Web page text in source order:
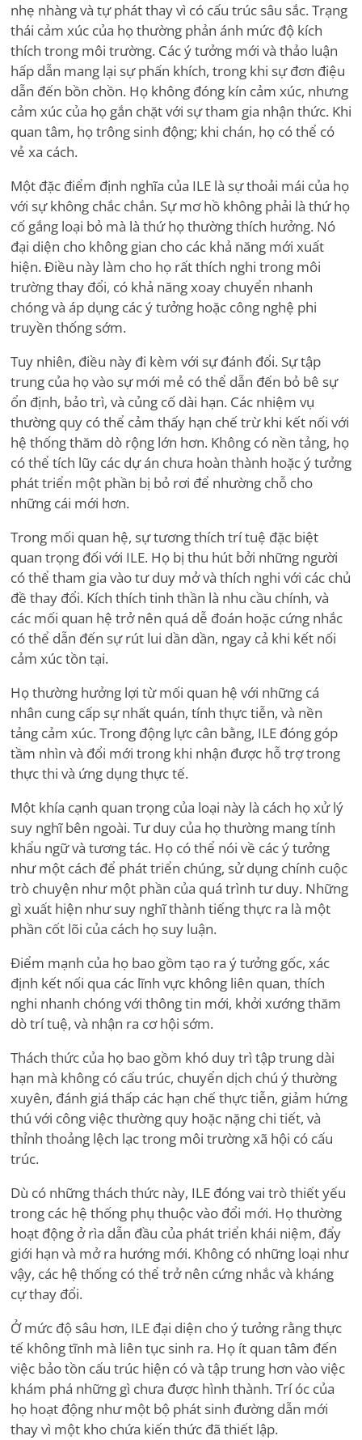
nhẹ nhàng và tự phát thay vì có cấu trúc sâu sắc. Trạng
thái cảm xúc của họ thường phản ánh mức độ kích
thích trong môi trường. Các ý tưởng mới và thảo luận
hấp dẫn mang lại sự phấn khích, trong khi sự đơn điệu
dẫn đến bồn chồn. Họ không đóng kín cảm xúc, nhưng
cảm xúc của họ gắn chặt với sự tham gia nhận thức. Khi
quan tâm, họ trông sinh động; khi chán, họ có thể có
vẻ xa cách.
Một đặc điểm định nghĩa của ILE là sự thoải mái của họ
với sự không chắc chắn. Sự mơ hồ không phải là thứ họ
cố gắng loại bỏ mà là thứ họ thường thích hưởng. Nó
đại diện cho không gian cho các khả năng mới xuất
hiện. Điều này làm cho họ rất thích nghi trong môi
trường thay đổi, có khả năng xoay chuyển nhanh
chóng và áp dụng các ý tưởng hoặc công nghệ phi
truyền thống sớm.
Tuy nhiên, điều này đi kèm với sự đánh đổi. Sự tập
trung của họ vào sự mới mẻ có thể dẫn đến bỏ bê sự
ổn định, bảo trì, và củng cố dài hạn. Các nhiệm vụ
thường quy có thể cảm thấy hạn chế trừ khi kết nối với
hệ thống thăm dò rộng lớn hơn. Không có nền tảng, họ
có thể tích lũy các dự án chưa hoàn thành hoặc ý tưởng
phát triển một phần bị bỏ rơi để nhường chỗ cho
những cái mới hơn.
Trong mối quan hệ, sự tương thích trí tuệ đặc biệt
quan trọng đối với ILE. Họ bị thu hút bởi những người
có thể tham gia vào tư duy mở và thích nghi với các chủ
đề thay đổi. Kích thích tinh thần là nhu cầu chính, và
các mối quan hệ trở nên quá dễ đoán hoặc cứng nhắc
có thể dẫn đến sự rút lui dần dần, ngay cả khi kết nối
cảm xúc tồn tại.
Họ thường hưởng lợi từ mối quan hệ với những cá
nhân cung cấp sự nhất quán, tính thực tiễn, và nền
tảng cảm xúc. Trong động lực cân bằng, ILE đóng góp
tầm nhìn và đổi mới trong khi nhận được hỗ trợ trong
thực thi và ứng dụng thực tế.
Một khía cạnh quan trọng của loại này là cách họ xử lý
suy nghĩ bên ngoài. Tư duy của họ thường mang tính
khẩu ngữ và tương tác. Họ có thể nói về các ý tưởng
như một cách để phát triển chúng, sử dụng chính cuộc
trò chuyện như một phần của quá trình tư duy. Những
gì xuất hiện như suy nghĩ thành tiếng thực ra là một
phần cốt lõi của cách họ suy luận.
Điểm mạnh của họ bao gồm tạo ra ý tưởng gốc, xác
định kết nối qua các lĩnh vực không liên quan, thích
nghi nhanh chóng với thông tin mới, khởi xướng thăm
dò trí tuệ, và nhận ra cơ hội sớm.
Thách thức của họ bao gồm khó duy trì tập trung dài
hạn mà không có cấu trúc, chuyển dịch chú ý thường
xuyên, đánh giá thấp các hạn chế thực tiễn, giảm hứng
thú với công việc thường quy hoặc nặng chi tiết, và
thỉnh thoảng lệch lạc trong môi trường xã hội có cấu
trúc.
Dù có những thách thức này, ILE đóng vai trò thiết yếu
trong các hệ thống phụ thuộc vào đổi mới. Họ thường
hoạt động ở rìa dẫn đầu của phát triển khái niệm, đẩy
giới hạn và mở ra hướng mới. Không có những loại như
vậy, các hệ thống có thể trở nên cứng nhắc và kháng
cự thay đổi.
Ở mức độ sâu hơn, ILE đại diện cho ý tưởng rằng thực
tế không tĩnh mà liên tục sinh ra. Họ ít quan tâm đến
việc bảo tồn cấu trúc hiện có và tập trung hơn vào việc
khám phá những gì chưa được hình thành. Trí óc của
họ hoạt động như một bộ phát sinh đường dẫn mới
thay vì một kho chứa kiến thức đã thiết lập.